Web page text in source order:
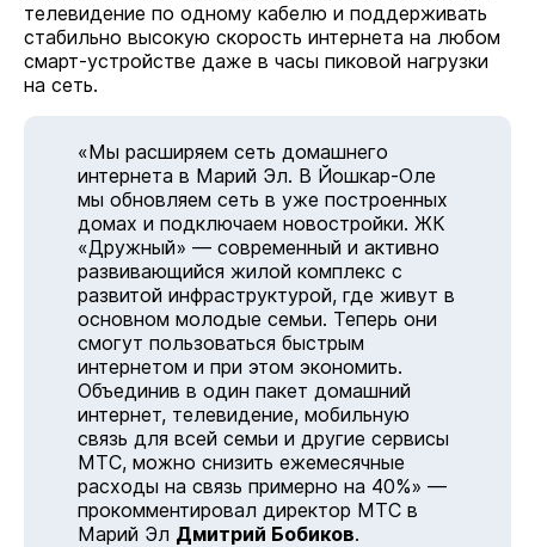
телевидение по одному кабелю и поддерживать
стабильно высокую скорость интернета на любом
смарт-устройстве даже в часы пиковой нагрузки
на сеть.
«Мы расширяем сеть домашнего
интернета в Марий Эл. В Йошкар-Оле
мы обновляем сеть в уже построенных
домах и подключаем новостройки. ЖК
«Дружный» — современный и активно
развивающийся жилой комплекс с
развитой инфраструктурой, где живут в
основном молодые семьи. Теперь они
смогут пользоваться быстрым
интернетом и при этом экономить.
Объединив в один пакет домашний
интернет, телевидение, мобильную
связь для всей семьи и другие сервисы
МТС, можно снизить ежемесячные
расходы на связь примерно на 40%» —
прокомментировал директор МТС в
Марий Эл Дмитрий Бобиков.